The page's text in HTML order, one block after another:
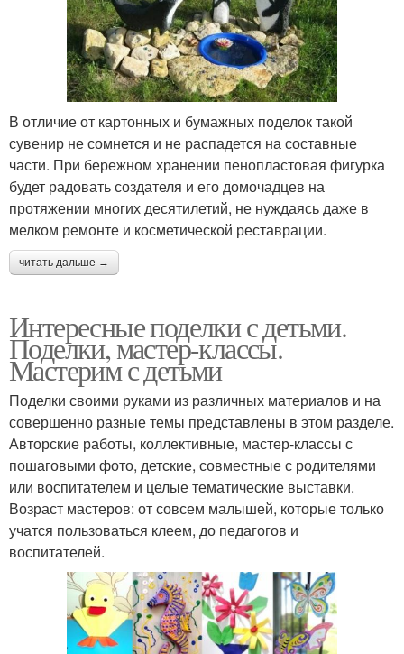
В отличие от картонных и бумажных поделок такой
сувенир не сомнется и не распадется на составные
части. При бережном хранении пенопластовая фигурка
будет радовать создателя и его домочадцев на
протяжении многих десятилетий, не нуждаясь даже в
мелком ремонте и косметической реставрации.
читать дальше →
Интересные поделки с детьми.
Поделки, мастер-классы.
Мастерим с детьми
Поделки своими руками из различных материалов и на
совершенно разные темы представлены в этом разделе.
Авторские работы, коллективные, мастер-классы с
пошаговыми фото, детские, совместные с родителями
или воспитателем и целые тематические выставки.
Возраст мастеров: от совсем малышей, которые только
учатся пользоваться клеем, до педагогов и
воспитателей.